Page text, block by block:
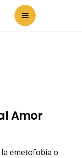
Amor
la emetofobia o